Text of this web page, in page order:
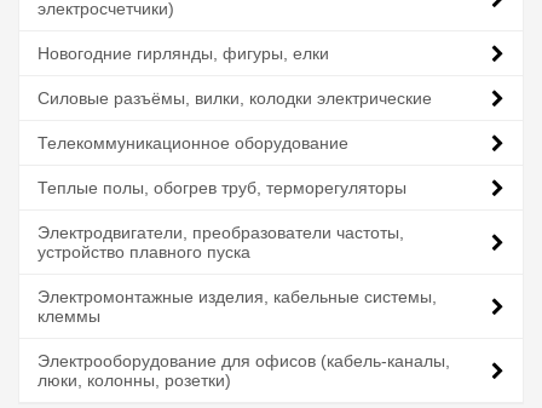
электросчетчики)
Новогодние гирлянды, фигуры, елки
Силовые разъёмы, вилки, колодки электрические
Телекоммуникационное оборудование
Теплые полы, обогрев труб, терморегуляторы
Электродвигатели, преобразователи частоты,
устройство плавного пуска
Электромонтажные изделия, кабельные системы,
клеммы
Электрооборудование для офисов (кабель-каналы,
люки, колонны, розетки)